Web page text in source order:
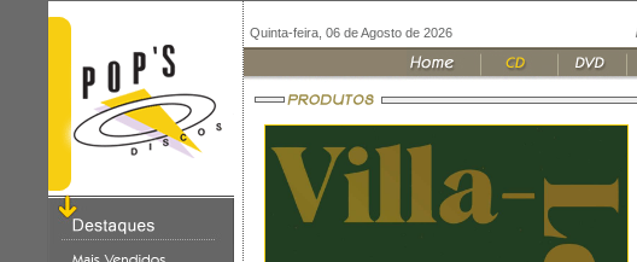
Quinta-feira, 06 de Agosto de 2026